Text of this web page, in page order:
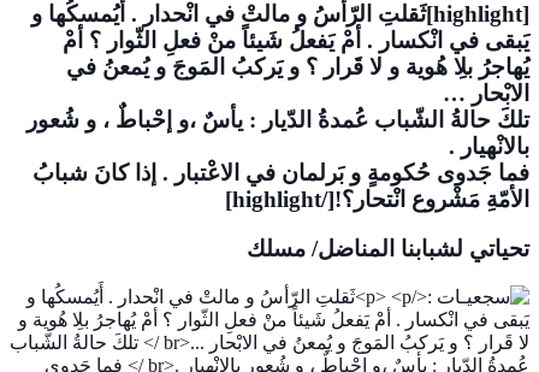
[highlight]ثَقلتِ الرّأسُ و مالتْ في انْحدار . أَيُمسكُها و
يَبقى في انْكسار . أمْ يَفعلُ شَيئاً منْ فعلِ الثّوار ؟ أمْ
يُهاجرُ بلِا هُوية و لا قَرار ؟ و يَركبُ المَوجَ و يُمعنُ في
الابْحار …
تلكَ حالةُ الشّباب عُمدةُ الدّيار : يأسٌ ،و إحْباطٌ ، و شُعور
بالانْهيار .
فما جَدوى حُكومةٍ و بَرلمان في الاعْتبار . إذا كانَ شبابُ
الأمّةِ مَشْروع انْتحار؟![/highlight]
تحياتي لشبابنا المناضل/ مسلك